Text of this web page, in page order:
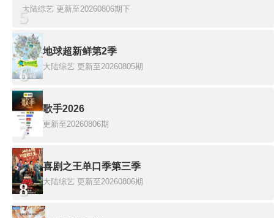
5
大陆综艺 更新至20260806期下
6
地球超新鲜第2季
大陆综艺 更新至20260805期
7
歌手2026
更新至20260806期
8
喜剧之王单口季第三季
大陆综艺 更新至20260806期